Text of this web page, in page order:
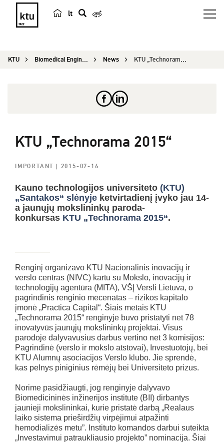
lt
r
KTU Biomedical Engineering Institute News KTU „Technorama 2015“
KTU „Technorama 2015“
IMPORTANT | 2015-07-16
Kauno technologijos universiteto (KTU)
„Santakos“ slėnyje ketvirtadienį įvyko jau 14-
a jaunųjų mokslininkų paroda-
konkursas KTU „Technorama 2015“.
Renginį organizavo KTU Nacionalinis inovacijų ir
verslo centras (NIVC) kartu su Mokslo, inovacijų ir
technologijų agentūra (MITA), VŠĮ Versli Lietuva, o
pagrindinis renginio mecenatas – rizikos kapitalo
įmonė „Practica Capital“. Šiais metais KTU
„Technorama 2015“ renginyje buvo pristatyti net 78
inovatyvūs jaunųjų mokslininkų projektai. Visus
parodoje dalyvavusius darbus vertino net 3 komisijos:
Pagrindinė (verslo ir mokslo atstovai), Investuotojų, bei
KTU Alumnų asociacijos Verslo klubo. Jie sprendė,
kas pelnys piniginius rėmėjų bei Universiteto prizus.
Norime pasidžiaugti, jog renginyje dalyvavo
Biomedicininės inžinerijos institute (BII) dirbantys
jaunieji mokslininkai, kurie pristatė darbą „Realaus
laiko sistema prieširdžių virpėjimui atpažinti
hemodializės metu”. Instituto komandos darbui suteikta
„Investavimui patraukliausio projekto” nominacija. Šiai